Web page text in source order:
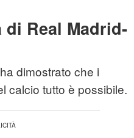
Real Madrid-
dimostrato che i
calcio tutto è possibile.